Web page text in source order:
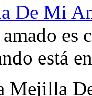
De Mi
es
está
Mejilla